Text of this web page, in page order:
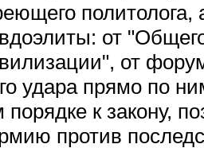
политолога,
от
от
удара прямо по
к закону,
против